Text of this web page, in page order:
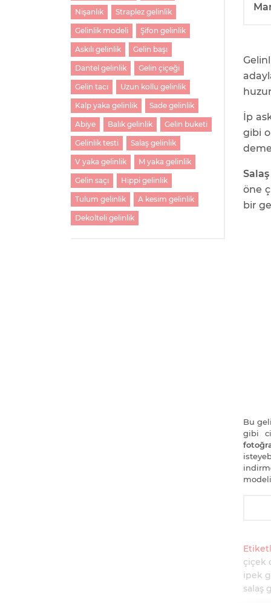
Nişanlık Straplez gelinlik
Gelinlik modeli Şifon gelinlik
Askılı gelinlik Gelin başı
Dantel gelinlik Gelin çiçeği
Gelin tacı Uzun kollu gelinlik
Kalp yaka gelinlik Sade gelinlik
Abiye Balık gelinlik Gelin buketi
Gelinlik testi Salaş gelinlik
V yaka gelinlik M yaka gelinlik
Gelin saçı Hippi gelinlik
Tulum gelinlik A kesim gelinlik
Dekolteli gelinlik
İp
gibi
öne
bir
Bu
gibi
çiçek
ipek
salaş